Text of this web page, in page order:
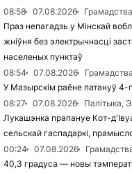
08:58
07.08.2026
Праз непагадзь у Мінскай
жніўня без электрычнасці
населеных пунктаў
08:54
07.08.2026
Грамадства
У Мазырскім раёне патануў 4-
08:27
07.08.2026
Палітыка,
Лукашэнка прапануе Кот-
сельскай гаспадаркі,
00:24
07.08.2026
40,3 градуса — новы